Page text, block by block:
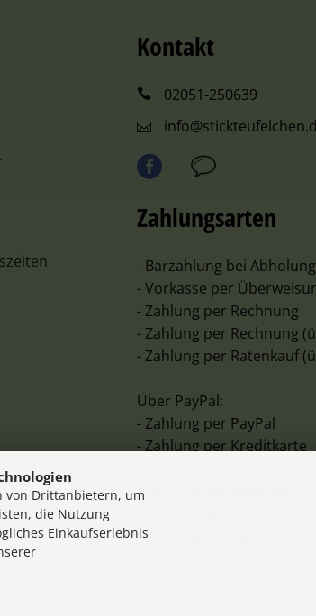
Kontakt
02051-250639
Zahlungsarten
- Barzahlung bei Abholung
- Vorkasse per
- Zahlung per Rechnung
- Zahlung per Rechnung
- Zahlung per Ratenkauf
Über PayPal:
- Zahlung per PayPal
- Zahlung per Kreditkarte
- Zahlung per Ratenkauf
- Zahlung per ApplePay
von Drittanbietern, um
die Nutzung
Einkaufserlebnis